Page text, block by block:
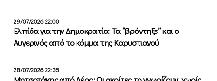
29/07/2026 22:00
Ελπίδα για την Δημοκρατία: Τα ”βρόντηξε” και ο
Αυγερινός από το κόμμα της Καρυστιανού
28/07/2026 22:35